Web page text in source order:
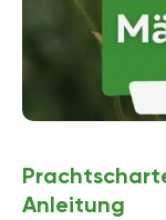
Anleitung